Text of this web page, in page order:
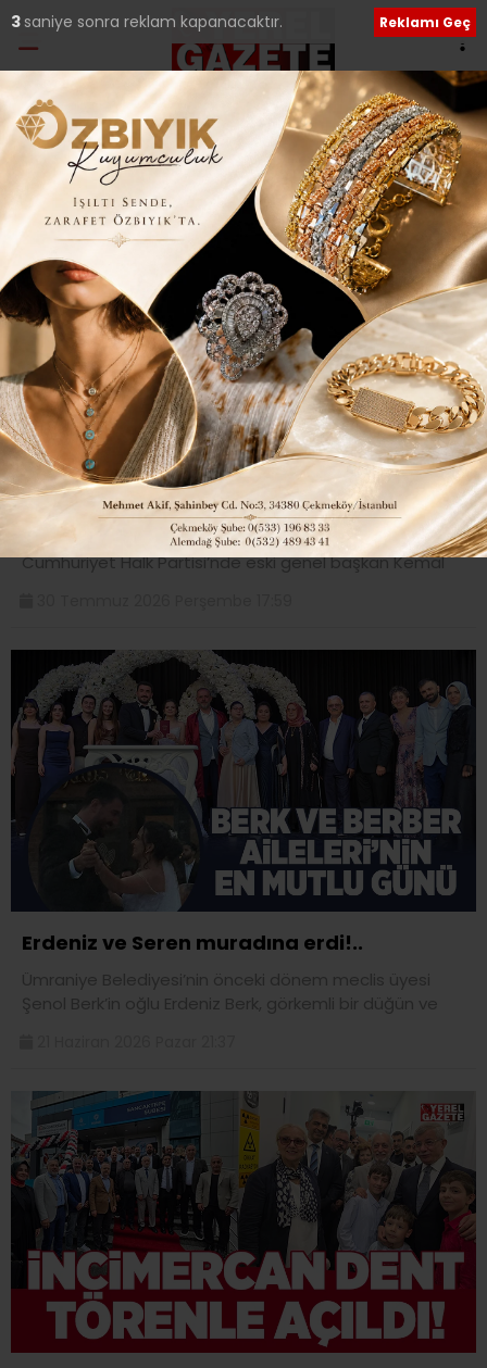
Etiket:Sancaktepe
CHP’nin önde gelen emektarlarından Musa
Sağdıç da tüm ailesiyle birlikte istifa etti!..
Son derece zor ve çalkantılı bir süreçten geçen
Cumhuriyet Halk Partisi’nde eski genel başkan Kemal
Erdeniz ve Seren muradına erdi!..
Ümraniye Belediyesi’nin önceki dönem meclis üyesi
Şenol Berk’in oğlu Erdeniz Berk, görkemli bir düğün ve
1saniye sonra reklam kapanacaktır. Reklamı Geç